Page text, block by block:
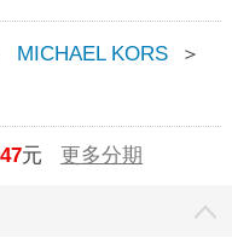
MICHAEL KORS
＞
元 更多分期